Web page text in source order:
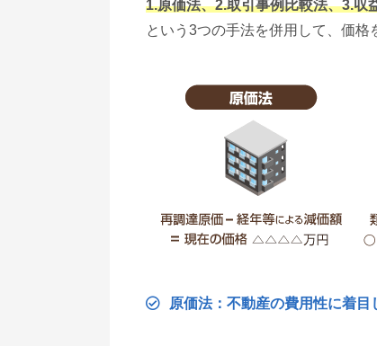
1.原価法、2.取引事例比較法、3.収
という3つの手法を併用して、価格
原価法：不動産の費用性に着目